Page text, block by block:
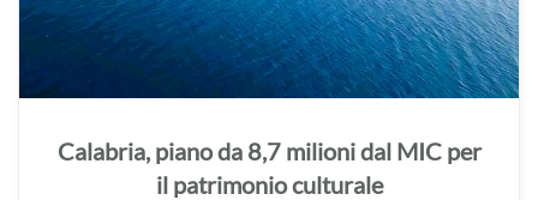
Calabria, piano da 8,7 milioni dal MIC per
il patrimonio culturale